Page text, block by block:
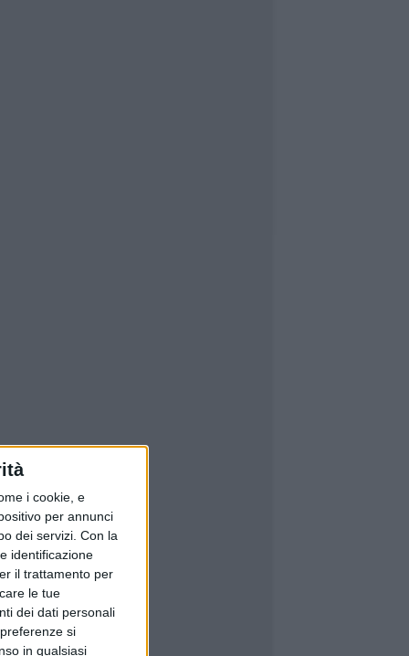
i cookie, e
per annunci
dei servizi. Con la
identificazione
il trattamento per
le tue
dei dati personali
si
in qualsiasi